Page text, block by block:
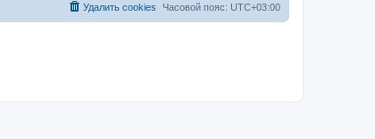
Часовой пояс: UTC+03:00
Удалить cookies